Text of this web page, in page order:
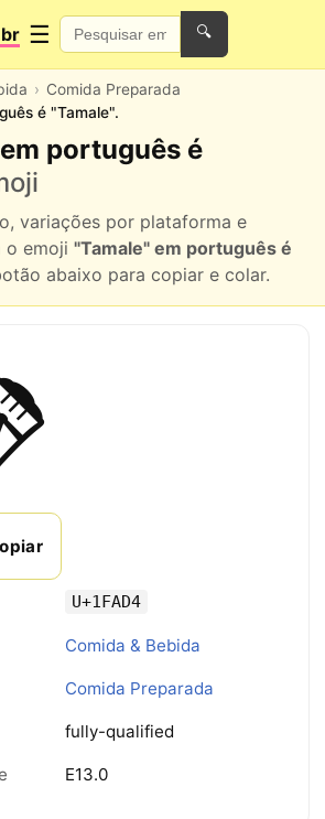
☰ 🔍
Comida Preparada
é "Tamale".
português é
variações por plataforma e
o emoji "Tamale" em português é
abaixo para copiar e colar.
U+1FAD4
Comida & Bebida
Comida Preparada
fully-qualified
E13.0